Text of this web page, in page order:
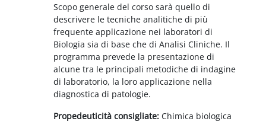
Scopo generale del corso sarà quello di
descrivere le tecniche analitiche di più
frequente applicazione nei laboratori di
Biologia sia di base che di Analisi Cliniche. Il
programma prevede la presentazione di
alcune tra le principali metodiche di indagine
di laboratorio, la loro applicazione nella
diagnostica di patologie.
Propedeuticità consigliate:Chimica biologica